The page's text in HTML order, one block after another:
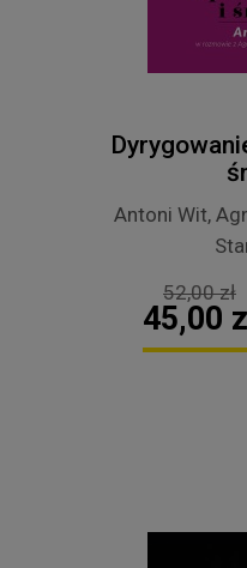
Antoni Wit,
52,00 zł
45,00